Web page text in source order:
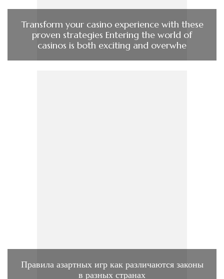
Transform your casino experience with these
proven strategies Entering the world of
casinos is both exciting and overwhe
Правила азартных игр как различаются законы
в разных странах